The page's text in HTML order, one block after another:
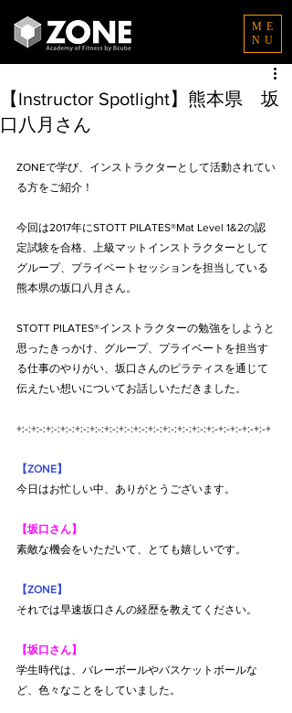
ME
NU
【Instructor Spotlight】熊本県 坂
口八月さん
ZONEで学び、インストラクターとして活動されてい
る方をご紹介！
今回は2017年にSTOTT PILATES®Mat Level 1&2の認
定試験を合格、上級マットインストラクターとして
グループ、プライベートセッションを担当している
熊本県の坂口八月さん。
STOTT PILATES®インストラクターの勉強をしようと
思ったきっかけ、グループ、プライベートを担当す
る仕事のやりがい、坂口さんのピラティスを通じて
伝えたい想いについてお話しいただきました。
+:-:+:-:+:-:+:-:+:-:+:-:+:-:+:-:+:-:+:-:+:-:+:-:+:-:+:-+:-+:-+:-+:-+
【ZONE】
今日はお忙しい中、ありがとうございます。
【坂口さん】
素敵な機会をいただいて、とても嬉しいです。
【ZONE】
それでは早速坂口さんの経歴を教えてください。
【坂口さん】
学生時代は、バレーボールやバスケットボールな
ど、色々なことをしていました。